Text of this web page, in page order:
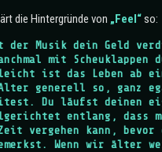
die Hintergründe von „Feel“so:
der Musik dein Geld
mit Scheuklappen
ist das Leben ab
Alter generell so, ganz
Du läufst deinen
entlang, dass
vergehen kann, bevor
Wenn wir älter